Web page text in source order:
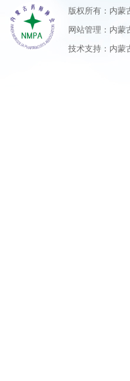
版权所有：内
网站管理：内
技术支持：内蒙